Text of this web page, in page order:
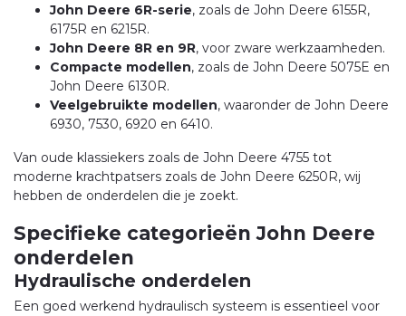
John Deere 6R-serie, zoals de John Deere 6155R,
6175R en 6215R.
John Deere 8R en 9R, voor zware werkzaamheden.
Compacte modellen, zoals de John Deere 5075E en
John Deere 6130R.
Veelgebruikte modellen, waaronder de John Deere
6930, 7530, 6920 en 6410.
Van oude klassiekers zoals de John Deere 4755 tot
moderne krachtpatsers zoals de John Deere 6250R, wij
hebben de onderdelen die je zoekt.
Specifieke categorieën John Deere
onderdelen
Hydraulische onderdelen
Een goed werkend hydraulisch systeem is essentieel voor